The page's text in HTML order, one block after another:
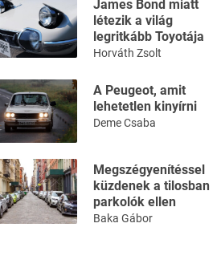
James Bond miatt
létezik a világ
legritkább Toyotája
Horváth Zsolt
A Peugeot, amit
lehetetlen kinyírni
Deme Csaba
Megszégyenítéssel
küzdenek a tilosban
parkolók ellen
Baka Gábor